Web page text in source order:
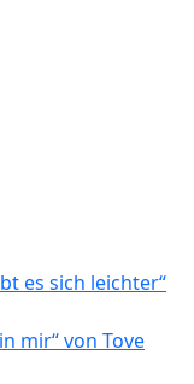
es sich leichter“
mir“ von Tove